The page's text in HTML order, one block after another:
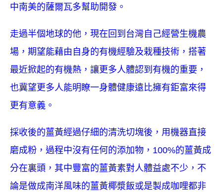
中南美的薩爾瓦多幫助開發。
走過半個地球的他，現在回到台灣自己經營生機農
場，期望能藉由自身的有機經驗及栽種技術，搭著
最近掀起的有機熱，讓更多人體認到有機的重要，
也冀望更多人能明瞭一身體健康遠比擁有鉅富來得
更有意義。
採收後的薑黃經過仔細的清洗切塊後，用機器直接
磨成粉，過程中沒有任何的添加物，100%的薑黃成
分在裏頭，其中豐富的薑黃素對人體益處不少，不
論是做成南洋風味的薑黃椰漿飯或是製成咖哩都非